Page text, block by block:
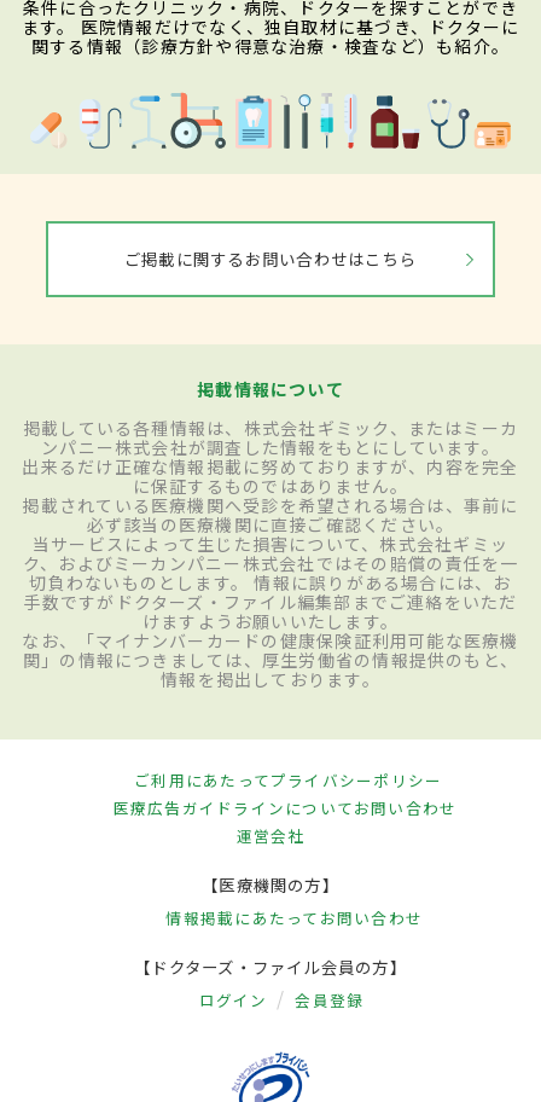
条件に合ったクリニック・病院、ドクターを探すことができ
ます。 医院情報だけでなく、独自取材に基づき、ドクターに
関する情報（診療方針や得意な治療・検査など）も紹介。
ご掲載に関するお問い合わせはこちら
掲載情報について
掲載している各種情報は、株式会社ギミック、またはミーカ
ンパニー株式会社が調査した情報をもとにしています。
出来るだけ正確な情報掲載に努めておりますが、内容を完全
に保証するものではありません。
掲載されている医療機関へ受診を希望される場合は、事前に
必ず該当の医療機関に直接ご確認ください。
当サービスによって生じた損害について、株式会社ギミッ
ク、およびミーカンパニー株式会社ではその賠償の責任を一
切負わないものとします。 情報に誤りがある場合には、お
手数ですがドクターズ・ファイル編集部までご連絡をいただ
けますようお願いいたします。
なお、「マイナンバーカードの健康保険証利用可能な医療機
関」の情報につきましては、厚生労働省の情報提供のもと、
情報を掲出しております。
ご利用にあたってプライバシーポリシー
医療広告ガイドラインについてお問い合わせ
運営会社
【医療機関の方】
情報掲載にあたって お問い合わせ
【ドクターズ・ファイル会員の方】
ログイン 会員登録